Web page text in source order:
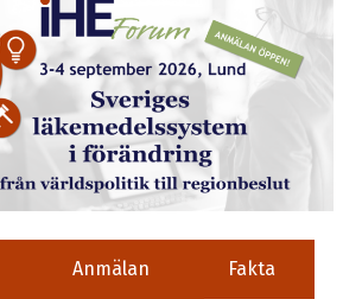
Anmälan Fakta